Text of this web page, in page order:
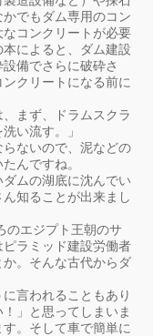
でもダム専用のコン
コンクリートが必要
によると、ダム建設
備でさらに破砕さ
クリートになる前に
まず、ドラムスクラ
い流す。」
ないので、泥などの
んですね。
ムの湖底に沈んでい
知ることが出来まし
エジプト王朝のサ
ピラミッド建設労働者
。そんな古代からダ
言われることもあり
」と思ってしまいま
。そして車で簡単に